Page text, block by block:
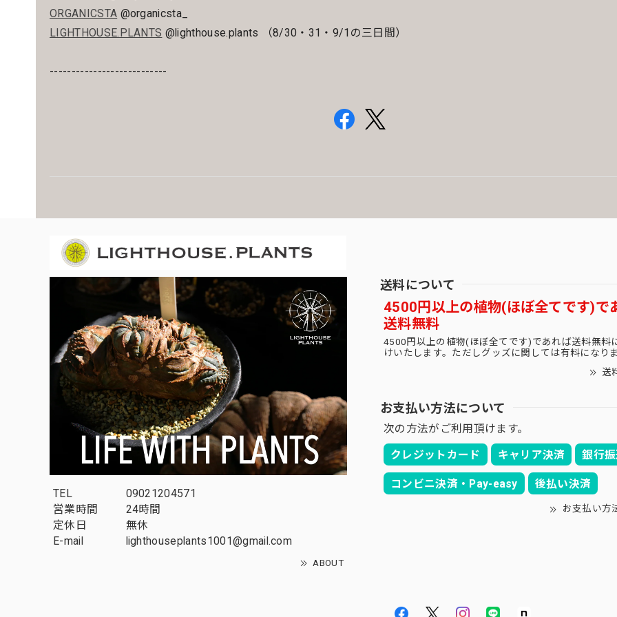
ORGANICSTA @organicsta_
LIGHTHOUSE.PLANTS @lighthouse.plants （8/30・31・9/1の三日間）
---------------------------
TEL
09021204571
営業時間
24時間
定休日
無休
E-mail
lighthouseplants1001@gmail.com
ABOUT
送料について
4500円以上の植物(ほぼ全てです)で
送料無料
4500円以上の植物(ほぼ全てです)であれば送料無料
けいたします。ただしグッズに関しては有料になりま
送
お支払い方法について
次の方法がご利用頂けます。
クレジットカード
キャリア決済 銀行
コンビニ決済・Pay-easy 後払い決済
お支払い方